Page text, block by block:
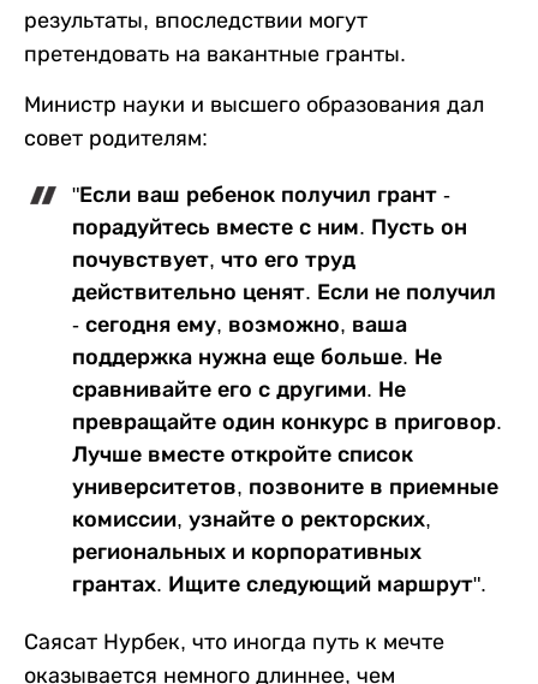
результаты, впоследствии могут
претендовать на вакантные гранты.
Министр науки и высшего образования дал
совет родителям:
"Если ваш ребенок получил грант -
порадуйтесь вместе с ним. Пусть он
почувствует, что его труд
действительно ценят. Если не получил
- сегодня ему, возможно, ваша
поддержка нужна еще больше. Не
сравнивайте его с другими. Не
превращайте один конкурс в приговор.
Лучше вместе откройте список
университетов, позвоните в приемные
комиссии, узнайте о ректорских,
региональных и корпоративных
грантах. Ищите следующий маршрут".
Саясат Нурбек, что иногда путь к мечте
оказывается немного длиннее, чем